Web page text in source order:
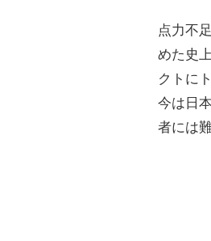
点力不
めた史
クトに
今は日
者には